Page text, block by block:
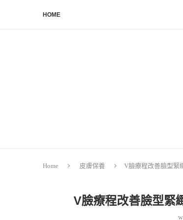
HOME
Home 皮膚保養 V臉療程改善臉型緊
V臉療程改善臉型緊